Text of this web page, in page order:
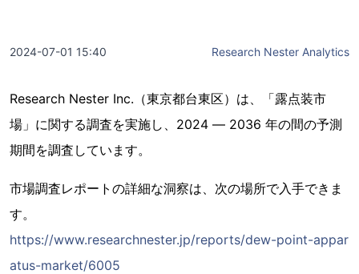
2024-07-01 15:40 Research Nester Analytics
Research Nester Inc.（東京都台東区）は、「露点装市
場」に関する調査を実施し、2024 ― 2036 年の間の予測
期間を調査しています。
市場調査レポートの詳細な洞察は、次の場所で入手できま
す。
https://www.researchnester.jp/reports/dew-point-appar
atus-market/6005